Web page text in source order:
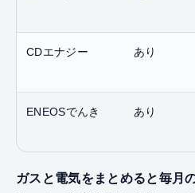
CDエナジー あり
ENEOSでんき あり
ガスと電気をまとめると毎月